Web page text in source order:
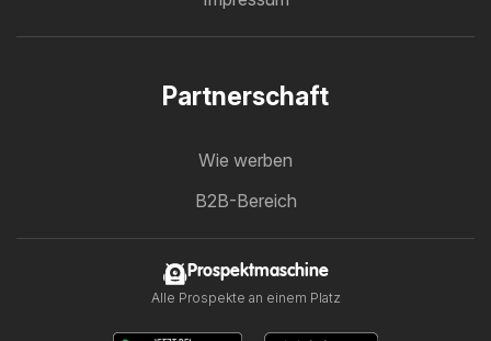
Partnerschaft
Wie werben
B2B-Bereich
Prospektmaschine
Alle Prospekte an einem Platz